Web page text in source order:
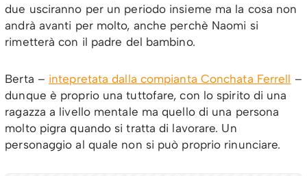
due usciranno per un periodo insieme ma la cosa non
andrà avanti per molto, anche perchè Naomi si
rimetterà con il padre del bambino.
Berta – intepretata dalla compianta Conchata Ferrell –
dunque è proprio una tuttofare, con lo spirito di una
ragazza a livello mentale ma quello di una persona
molto pigra quando si tratta di lavorare. Un
personaggio al quale non si può proprio rinunciare.